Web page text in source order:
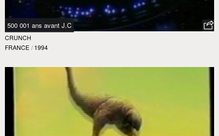
500 001 ans avant J.C
CRUNCH
FRANCE / 1994